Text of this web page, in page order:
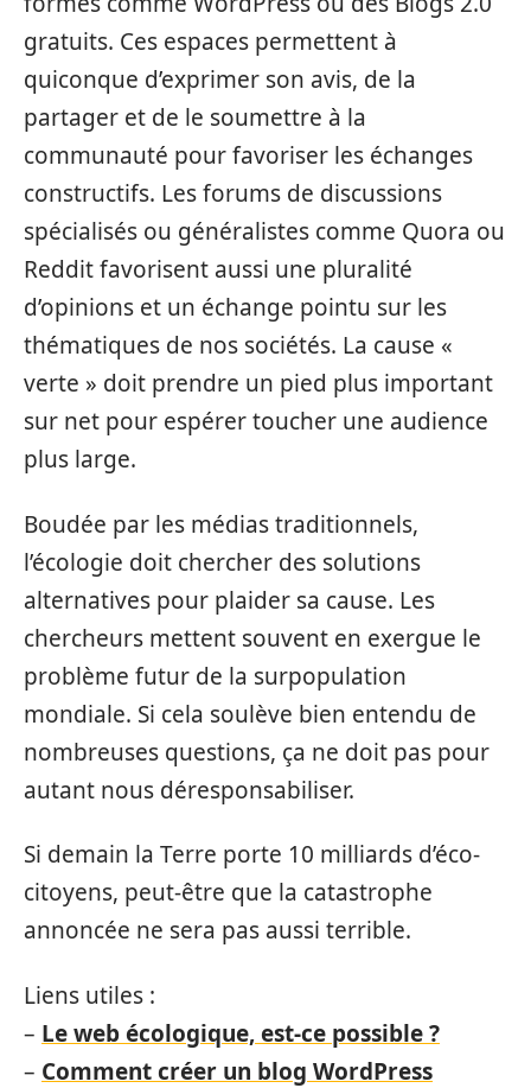
gratuits. Ces espaces permettent à
quiconque d’exprimer son avis, de la
partager et de le soumettre à la
communauté pour favoriser les échanges
constructifs. Les forums de discussions
spécialisés ou généralistes comme Quora ou
Reddit favorisent aussi une pluralité
d’opinions et un échange pointu sur les
thématiques de nos sociétés. La cause «
verte » doit prendre un pied plus important
sur net pour espérer toucher une audience
plus large.
Boudée par les médias traditionnels,
l’écologie doit chercher des solutions
alternatives pour plaider sa cause. Les
chercheurs mettent souvent en exergue le
problème futur de la surpopulation
mondiale. Si cela soulève bien entendu de
nombreuses questions, ça ne doit pas pour
autant nous déresponsabiliser.
Si demain la Terre porte 10 milliards d’éco-
citoyens, peut-être que la catastrophe
annoncée ne sera pas aussi terrible.
Liens utiles :
– Le web écologique, est-ce possible ?
– Comment créer un blog WordPress